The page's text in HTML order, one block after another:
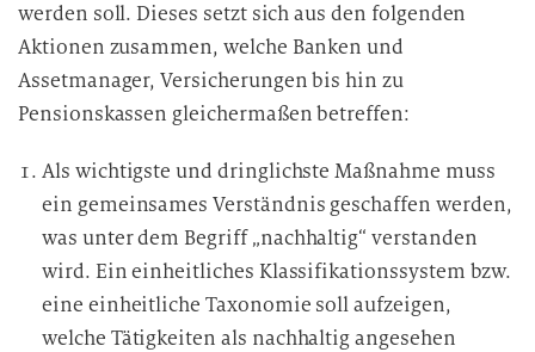
werden soll. Dieses setzt sich aus den folgenden
Aktionen zusammen, welche Banken und
Assetmanager, Versicherungen bis hin zu
Pensionskassen gleichermaßen betreffen:
Als wichtigste und dringlichste Maßnahme muss
ein gemeinsames Verständnis geschaffen werden,
was unter dem Begriff „nachhaltig“ verstanden
wird. Ein einheitliches Klassifikationssystem bzw.
eine einheitliche Taxonomie soll aufzeigen,
welche Tätigkeiten als nachhaltig angesehen